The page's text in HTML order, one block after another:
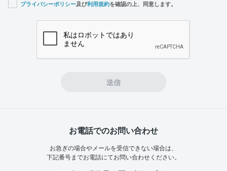
プライバシーポリシー及び利用規約を確認の上、同意します。
送信
お電話でのお問い合わせ
お急ぎの場合やメールを受信できない場合は、
下記番号までお電話にてお問い合わせください。